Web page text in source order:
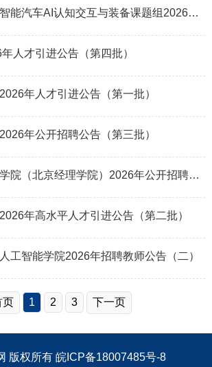
清华大学车辆国重智能汽车AI认知交互与装备课题组2026年诚聘英才
人才引进公告（第四批）
年人才引进公告（第一批）
年公开招聘公告（第三批）
北京经济管理职业学院（北京经理学院）2026年公开招聘公告（第二批）
年高水平人才引进公告（第二批）
工智能学院2026年招聘教师公告（二）
页 1 2 3 下一页
版权所有 皖ICP备18007485号-8